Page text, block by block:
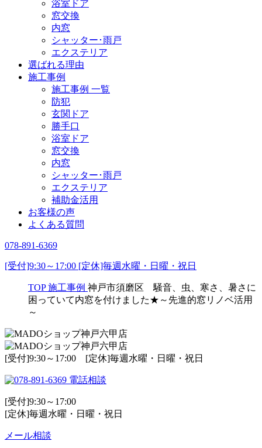
浴室ドア
窓交換
内窓
シャッター･雨戸
エクステリア
選ばれる理由
施工事例
施工事例 一覧
防犯
玄関ドア
勝手口
浴室ドア
窓交換
内窓
シャッター･雨戸
エクステリア
補助金活用
お客様の声
よくある質問
078-891-6369
[受付]9:30～17:00 [定休]毎週水曜・日曜・祝日
TOP 施工事例 神戸市須磨区 騒音、虫、寒さ、暑さに
困っていて内窓を付けました★～先進的窓リノベ活用
～
[受付]9:30～17:00 [定休]毎週水曜・日曜・祝日
電話相談
[受付]9:30～17:00
[定休]毎週水曜・日曜・祝日
メール相談